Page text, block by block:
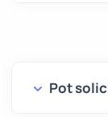
Pot